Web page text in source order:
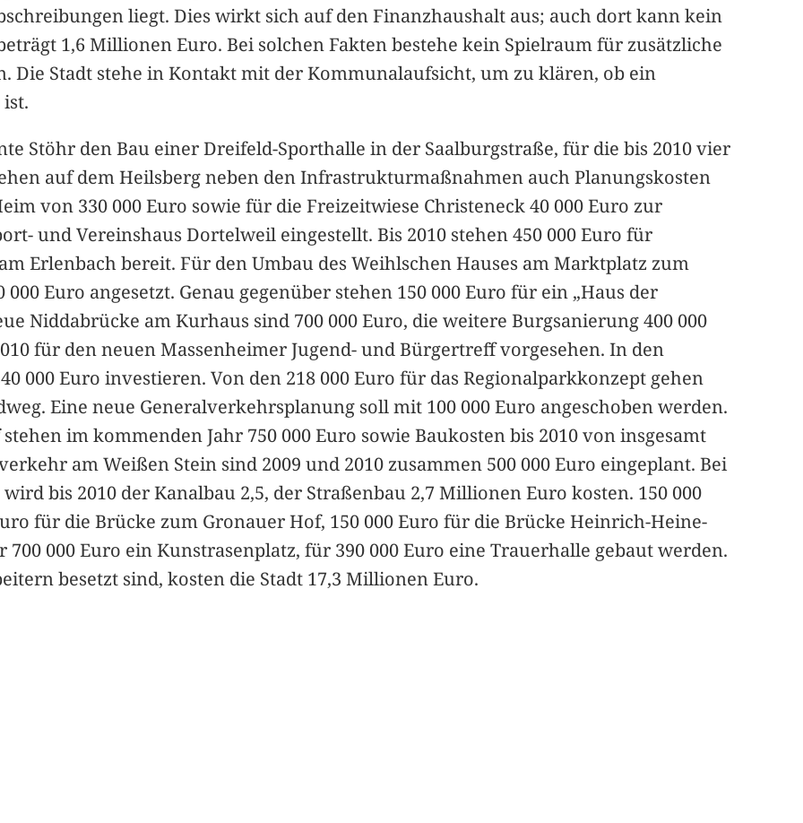
liegt. Dies wirkt sich auf den Finanzhaushalt aus; auch dort kann kein
1,6 Millionen Euro. Bei solchen Fakten bestehe kein Spielraum für zusätzliche
Die Stadt stehe in Kontakt mit der Kommunalaufsicht, um zu klären, ob ein
Stöhr den Bau einer Dreifeld-Sporthalle in der Saalburgstraße, für die bis 2010 vier
auf dem Heilsberg neben den Infrastrukturmaßnahmen auch Planungskosten
von 330 000 Euro sowie für die Freizeitwiese Christeneck 40 000 Euro zur
und Vereinshaus Dortelweil eingestellt. Bis 2010 stehen 450 000 Euro für
Erlenbach bereit. Für den Umbau des Weihlschen Hauses am Marktplatz zum
Euro angesetzt. Genau gegenüber stehen 150 000 Euro für ein „Haus der
Niddabrücke am Kurhaus sind 700 000 Euro, die weitere Burgsanierung 400 000
für den neuen Massenheimer Jugend- und Bürgertreff vorgesehen. In den
000 Euro investieren. Von den 218 000 Euro für das Regionalparkkonzept gehen
Eine neue Generalverkehrsplanung soll mit 100 000 Euro angeschoben werden.
im kommenden Jahr 750 000 Euro sowie Baukosten bis 2010 von insgesamt
am Weißen Stein sind 2009 und 2010 zusammen 500 000 Euro eingeplant. Bei
bis 2010 der Kanalbau 2,5, der Straßenbau 2,7 Millionen Euro kosten. 150 000
für die Brücke zum Gronauer Hof, 150 000 Euro für die Brücke Heinrich-Heine-
000 Euro ein Kunstrasenplatz, für 390 000 Euro eine Trauerhalle gebaut werden.
besetzt sind, kosten die Stadt 17,3 Millionen Euro.